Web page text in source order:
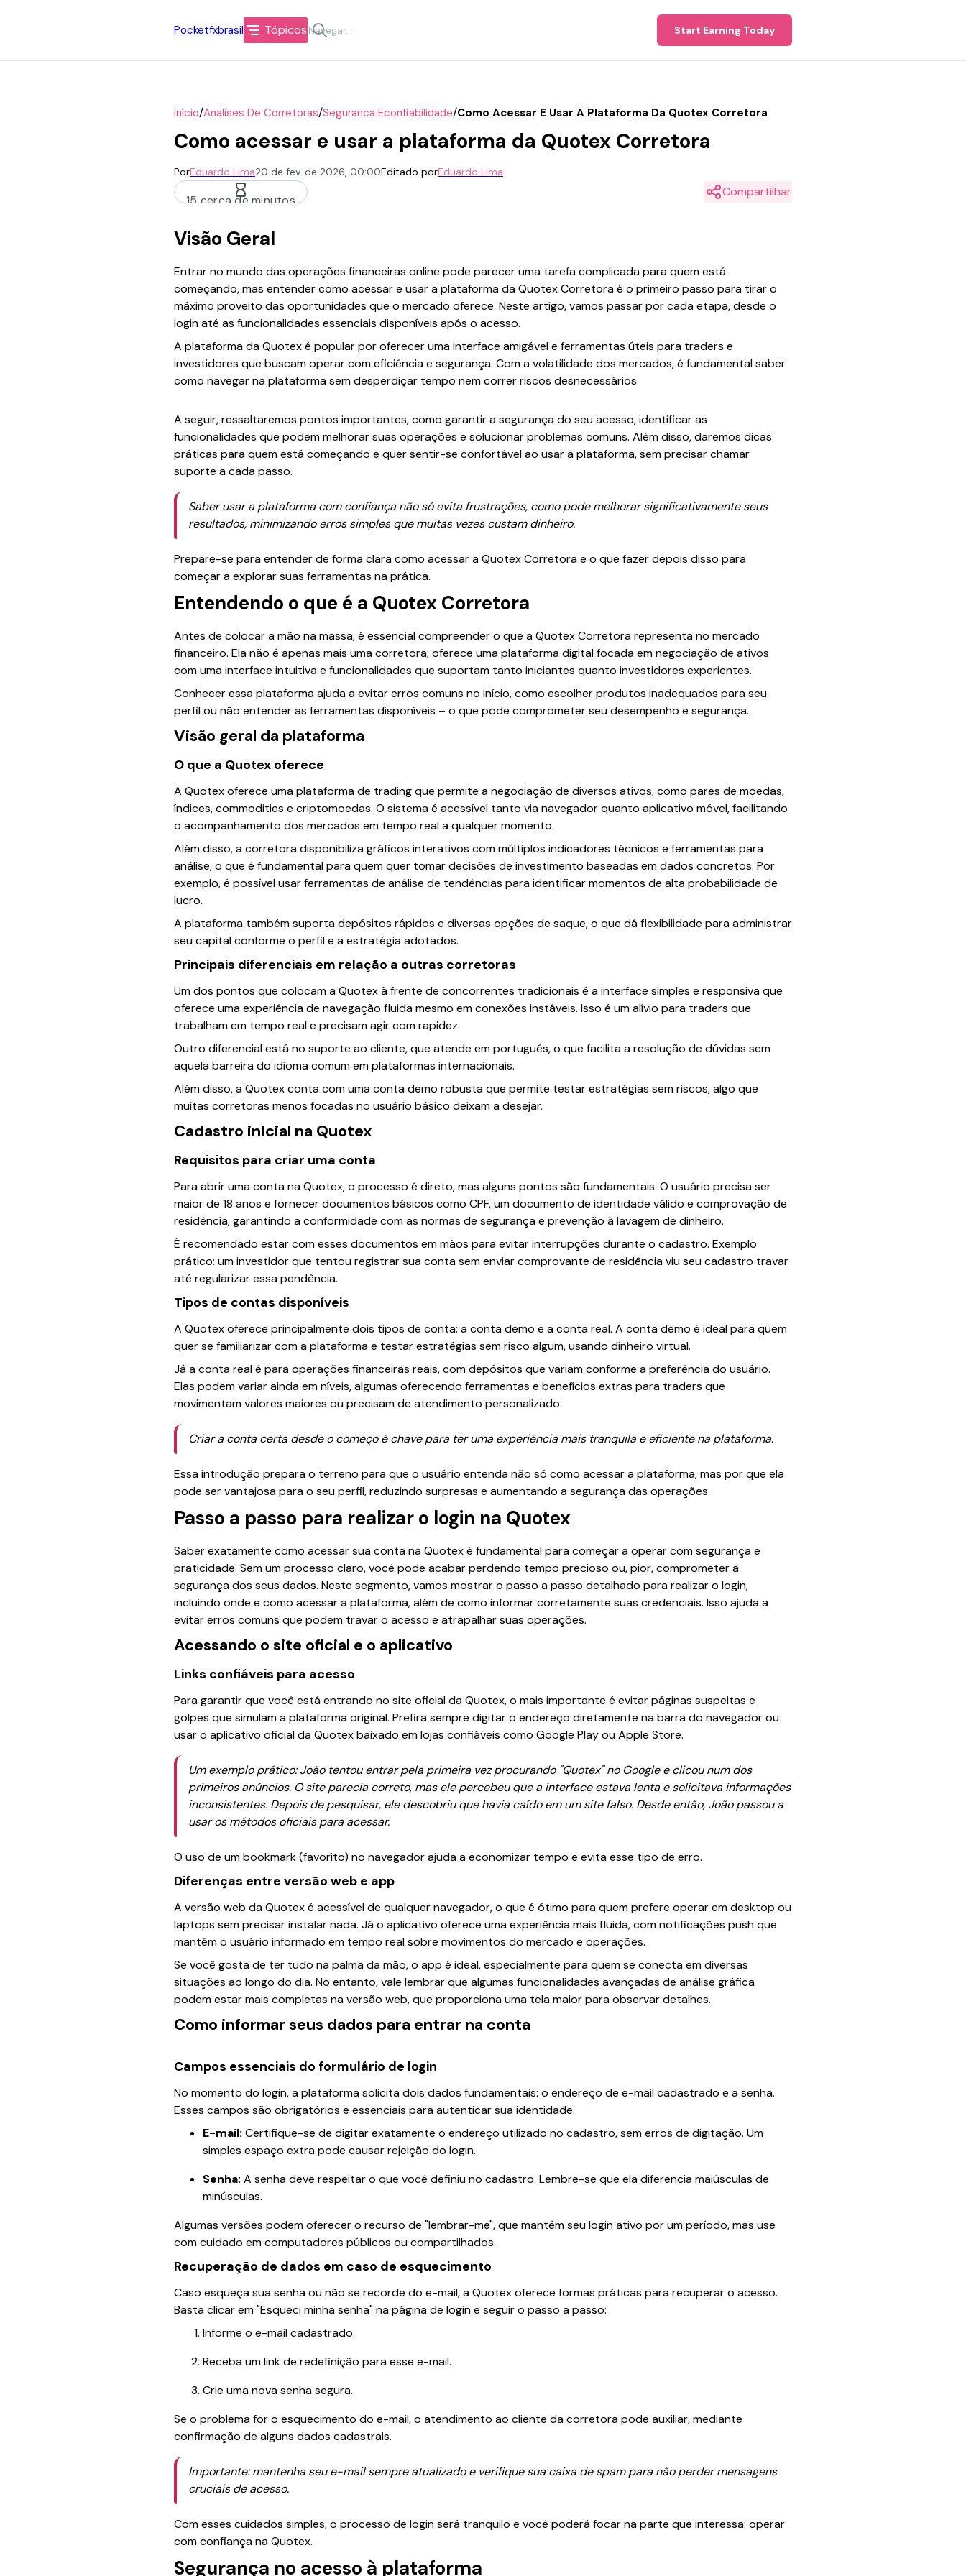
Pocketfxbrasil Tópicos Start Earning Today
Início/Analises De Corretoras/Seguranca Econfiabilidade/Como Acessar E Usar A Plataforma Da Quotex Corretora
Como acessar e usar a plataforma da Quotex Corretora
PorEduardo Lima20 de fev. de 2026, 00:00Editado porEduardo Lima
15 cerca de minutos
Compartilhar
Visão Geral
Entrar no mundo das operações financeiras online pode parecer uma tarefa complicada para quem está
começando, mas entender como acessar e usar a plataforma da Quotex Corretora é o primeiro passo para tirar o
máximo proveito das oportunidades que o mercado oferece. Neste artigo, vamos passar por cada etapa, desde o
login até as funcionalidades essenciais disponíveis após o acesso.
A plataforma da Quotex é popular por oferecer uma interface amigável e ferramentas úteis para traders e
investidores que buscam operar com eficiência e segurança. Com a volatilidade dos mercados, é fundamental saber
como navegar na plataforma sem desperdiçar tempo nem correr riscos desnecessários.
A seguir, ressaltaremos pontos importantes, como garantir a segurança do seu acesso, identificar as
funcionalidades que podem melhorar suas operações e solucionar problemas comuns. Além disso, daremos dicas
práticas para quem está começando e quer sentir-se confortável ao usar a plataforma, sem precisar chamar
suporte a cada passo.
Saber usar a plataforma com confiança não só evita frustrações, como pode melhorar significativamente seus
resultados, minimizando erros simples que muitas vezes custam dinheiro.
Prepare-se para entender de forma clara como acessar a Quotex Corretora e o que fazer depois disso para
começar a explorar suas ferramentas na prática.
Entendendo o que é a Quotex Corretora
Antes de colocar a mão na massa, é essencial compreender o que a Quotex Corretora representa no mercado
financeiro. Ela não é apenas mais uma corretora; oferece uma plataforma digital focada em negociação de ativos
com uma interface intuitiva e funcionalidades que suportam tanto iniciantes quanto investidores experientes.
Conhecer essa plataforma ajuda a evitar erros comuns no início, como escolher produtos inadequados para seu
perfil ou não entender as ferramentas disponíveis – o que pode comprometer seu desempenho e segurança.
Visão geral da plataforma
O que a Quotex oferece
A Quotex oferece uma plataforma de trading que permite a negociação de diversos ativos, como pares de moedas,
índices, commodities e criptomoedas. O sistema é acessível tanto via navegador quanto aplicativo móvel, facilitando
o acompanhamento dos mercados em tempo real a qualquer momento.
Além disso, a corretora disponibiliza gráficos interativos com múltiplos indicadores técnicos e ferramentas para
análise, o que é fundamental para quem quer tomar decisões de investimento baseadas em dados concretos. Por
exemplo, é possível usar ferramentas de análise de tendências para identificar momentos de alta probabilidade de
lucro.
A plataforma também suporta depósitos rápidos e diversas opções de saque, o que dá flexibilidade para administrar
seu capital conforme o perfil e a estratégia adotados.
Principais diferenciais em relação a outras corretoras
Um dos pontos que colocam a Quotex à frente de concorrentes tradicionais é a interface simples e responsiva que
oferece uma experiência de navegação fluida mesmo em conexões instáveis. Isso é um alívio para traders que
trabalham em tempo real e precisam agir com rapidez.
Outro diferencial está no suporte ao cliente, que atende em português, o que facilita a resolução de dúvidas sem
aquela barreira do idioma comum em plataformas internacionais.
Além disso, a Quotex conta com uma conta demo robusta que permite testar estratégias sem riscos, algo que
muitas corretoras menos focadas no usuário básico deixam a desejar.
Cadastro inicial na Quotex
Requisitos para criar uma conta
Para abrir uma conta na Quotex, o processo é direto, mas alguns pontos são fundamentais. O usuário precisa ser
maior de 18 anos e fornecer documentos básicos como CPF, um documento de identidade válido e comprovação de
residência, garantindo a conformidade com as normas de segurança e prevenção à lavagem de dinheiro.
É recomendado estar com esses documentos em mãos para evitar interrupções durante o cadastro. Exemplo
prático: um investidor que tentou registrar sua conta sem enviar comprovante de residência viu seu cadastro travar
até regularizar essa pendência.
Tipos de contas disponíveis
A Quotex oferece principalmente dois tipos de conta: a conta demo e a conta real. A conta demo é ideal para quem
quer se familiarizar com a plataforma e testar estratégias sem risco algum, usando dinheiro virtual.
Já a conta real é para operações financeiras reais, com depósitos que variam conforme a preferência do usuário.
Elas podem variar ainda em níveis, algumas oferecendo ferramentas e benefícios extras para traders que
movimentam valores maiores ou precisam de atendimento personalizado.
Criar a conta certa desde o começo é chave para ter uma experiência mais tranquila e eficiente na plataforma.
Essa introdução prepara o terreno para que o usuário entenda não só como acessar a plataforma, mas por que ela
pode ser vantajosa para o seu perfil, reduzindo surpresas e aumentando a segurança das operações.
Passo a passo para realizar o login na Quotex
Saber exatamente como acessar sua conta na Quotex é fundamental para começar a operar com segurança e
praticidade. Sem um processo claro, você pode acabar perdendo tempo precioso ou, pior, comprometer a
segurança dos seus dados. Neste segmento, vamos mostrar o passo a passo detalhado para realizar o login,
incluindo onde e como acessar a plataforma, além de como informar corretamente suas credenciais. Isso ajuda a
evitar erros comuns que podem travar o acesso e atrapalhar suas operações.
Acessando o site oficial e o aplicativo
Links confiáveis para acesso
Para garantir que você está entrando no site oficial da Quotex, o mais importante é evitar páginas suspeitas e
golpes que simulam a plataforma original. Prefira sempre digitar o endereço diretamente na barra do navegador ou
usar o aplicativo oficial da Quotex baixado em lojas confiáveis como Google Play ou Apple Store.
Um exemplo prático: João tentou entrar pela primeira vez procurando "Quotex" no Google e clicou num dos
primeiros anúncios. O site parecia correto, mas ele percebeu que a interface estava lenta e solicitava informações
inconsistentes. Depois de pesquisar, ele descobriu que havia caído em um site falso. Desde então, João passou a
usar os métodos oficiais para acessar.
O uso de um bookmark (favorito) no navegador ajuda a economizar tempo e evita esse tipo de erro.
Diferenças entre versão web e app
A versão web da Quotex é acessível de qualquer navegador, o que é ótimo para quem prefere operar em desktop ou
laptops sem precisar instalar nada. Já o aplicativo oferece uma experiência mais fluida, com notificações push que
mantêm o usuário informado em tempo real sobre movimentos do mercado e operações.
Se você gosta de ter tudo na palma da mão, o app é ideal, especialmente para quem se conecta em diversas
situações ao longo do dia. No entanto, vale lembrar que algumas funcionalidades avançadas de análise gráfica
podem estar mais completas na versão web, que proporciona uma tela maior para observar detalhes.
Como informar seus dados para entrar na conta
Campos essenciais do formulário de login
No momento do login, a plataforma solicita dois dados fundamentais: o endereço de e-mail cadastrado e a senha.
Esses campos são obrigatórios e essenciais para autenticar sua identidade.
E-mail: Certifique-se de digitar exatamente o endereço utilizado no cadastro, sem erros de digitação. Um
simples espaço extra pode causar rejeição do login.
Senha: A senha deve respeitar o que você definiu no cadastro. Lembre-se que ela diferencia maiúsculas de
minúsculas.
Algumas versões podem oferecer o recurso de "lembrar-me", que mantém seu login ativo por um período, mas use
com cuidado em computadores públicos ou compartilhados.
Recuperação de dados em caso de esquecimento
Caso esqueça sua senha ou não se recorde do e-mail, a Quotex oferece formas práticas para recuperar o acesso.
Basta clicar em "Esqueci minha senha" na página de login e seguir o passo a passo:
Informe o e-mail cadastrado.
Receba um link de redefinição para esse e-mail.
Crie uma nova senha segura.
Se o problema for o esquecimento do e-mail, o atendimento ao cliente da corretora pode auxiliar, mediante
confirmação de alguns dados cadastrais.
Importante: mantenha seu e-mail sempre atualizado e verifique sua caixa de spam para não perder mensagens
cruciais de acesso.
Com esses cuidados simples, o processo de login será tranquilo e você poderá focar na parte que interessa: operar
com confiança na Quotex.
Segurança no acesso à plataforma